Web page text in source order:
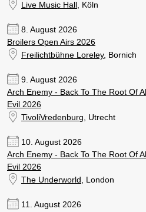
Live Music Hall , Köln
8. August 2026
Broilers Open Airs 2026
Freilichtbühne Loreley, Bornich
9. August 2026
Arch Enemy - Back To The Root Of All
Evil 2026
TivoliVredenburg, Utrecht
10. August 2026
Arch Enemy - Back To The Root Of All
Evil 2026
The Underworld , London
11. August 2026